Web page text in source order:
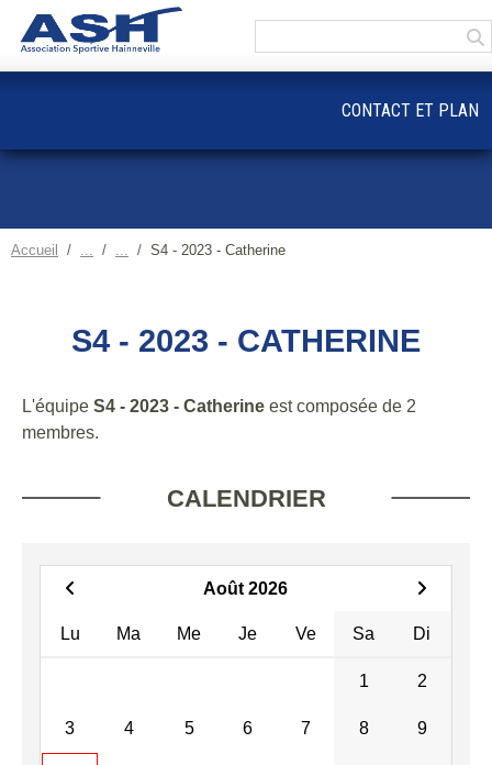
Accueil S4 - 2023 - Catherine
S4 - 2023 - CATHERINE
L'équipe S4 - 2023 - Catherine est composée de 2
membres.
CALENDRIER
Août 2026
Lu Ma Me Je Ve Sa Di
1 2
3 4 5 6 7 8 9
CONTACT ET PLAN
Panneau de gestion des cookies